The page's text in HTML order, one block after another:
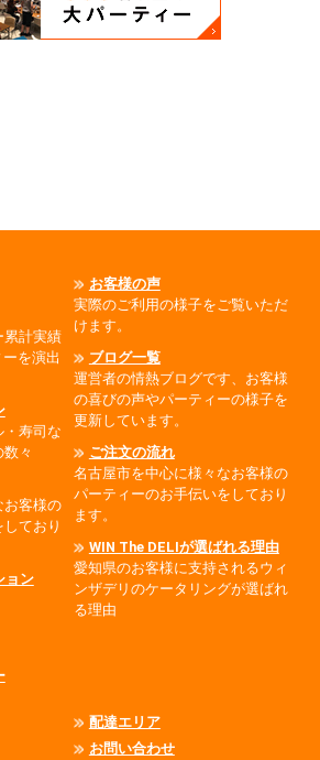
累計実績
を演出
寿司な
々
お客様の
ており
ョン
お客様の声
実際のご利用の様子をご覧いただ
けます。
ブログ一覧
運営者の情熱ブログです、お客様
の喜びの声やパーティーの様子を
更新しています。
ご注文の流れ
名古屋市を中心に様々なお客様の
パーティーのお手伝いをしており
ます。
WIN The DELIが選ばれる理由
愛知県のお客様に支持されるウィ
ンザデリのケータリングが選ばれ
る理由
配達エリア
お問い合わせ